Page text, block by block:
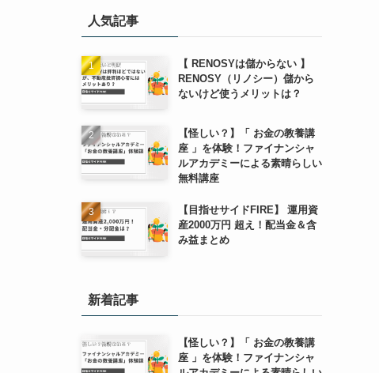
人気記事
【 RENOSYは儲からない 】
RENOSY（リノシー）儲から
ないけど使うメリットは？
【怪しい？】「 お金の教養講
座 」を体験！ファイナンシャ
ルアカデミーによる素晴らしい
無料講座
【目指せサイドFIRE】 運用資
産2000万円 超え！配当金＆含
み益まとめ
新着記事
【怪しい？】「 お金の教養講
座 」を体験！ファイナンシャ